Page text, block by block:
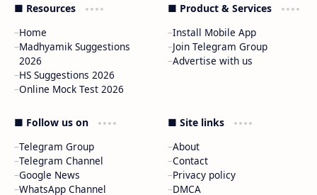
■ Resources
Home
Madhyamik Suggestions
2026
HS Suggestions 2026
Online Mock Test 2026
■ Product & Services
Install Mobile App
Join Telegram Group
Advertise with us
■ Follow us on
Telegram Group
Telegram Channel
Google News
WhatsApp Channel
■ Site links
About
Contact
Privacy policy
DMCA